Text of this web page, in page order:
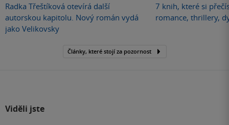
Radka Třeštíková otevírá další
autorskou kapitolu. Nový román vydá
jako Velikovsky
7 knih, které si
romance, thrillery,
Články, které stojí za pozornost
Viděli jste